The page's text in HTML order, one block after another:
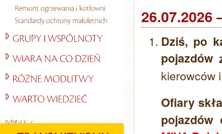
26.07.2026
Dziś, po
pojazdów
kierowców
Ofiary
pojazdów